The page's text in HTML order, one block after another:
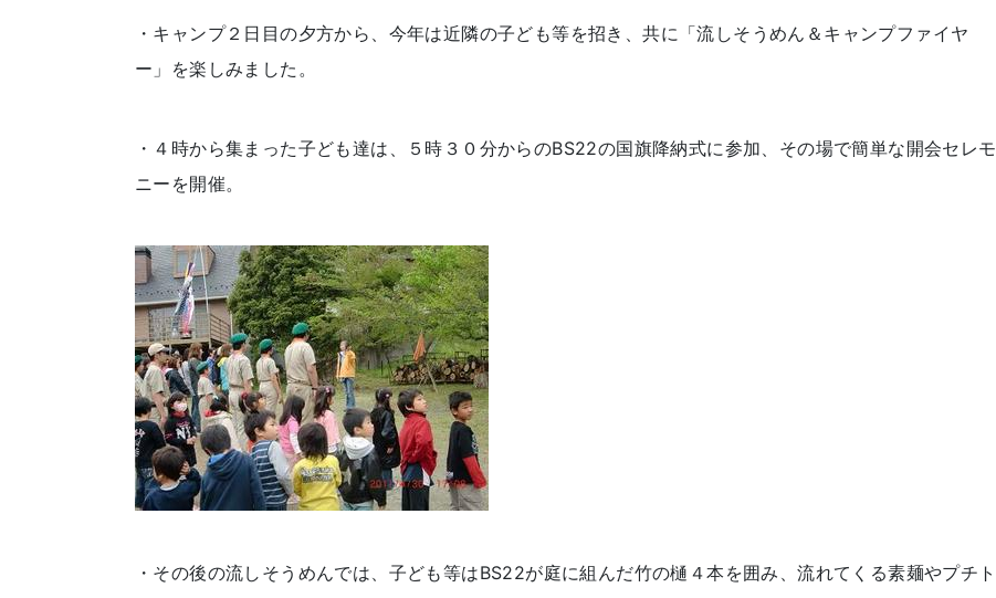
・キャンプ２日目の夕方から、今年は近隣の子ども等を招き、共に「流しそうめん＆キャンプファイヤ
ー」を楽しみました。
・４時から集まった子ども達は、５時３０分からのBS22の国旗降納式に参加、その場で簡単な開会セレモ
ニーを開催。
・その後の流しそうめんでは、子ども等はBS22が庭に組んだ竹の樋４本を囲み、流れてくる素麺やプチト